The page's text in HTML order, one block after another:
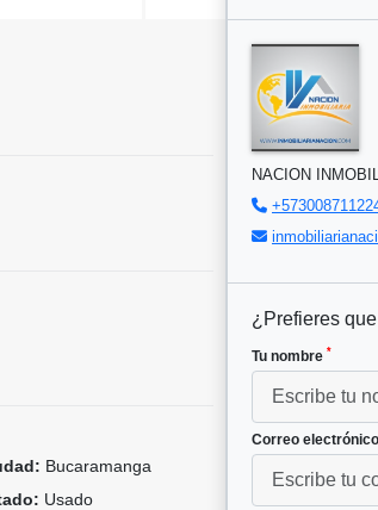
Bucaramanga
Usado
NACION
¿Prefieres
Tu nombre *
Correo electrónico